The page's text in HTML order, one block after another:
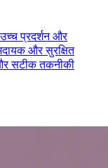
प्रदर्शन और
और सुरक्षित
सटीक तकनीकी